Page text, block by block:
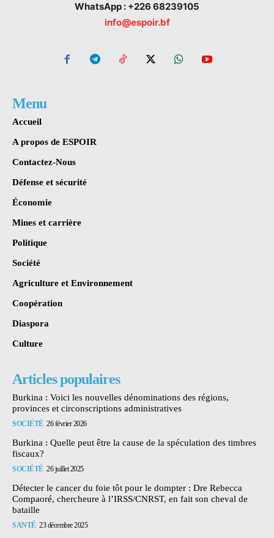
WhatsApp : +226 68239105
info@espoir.bf
Menu
Accueil
A propos de ESPOIR
Contactez-Nous
Défense et sécurité
Économie
Mines et carrière
Politique
Société
Agriculture et Environnement
Coopération
Diaspora
Culture
Articles populaires
Burkina : Voici les nouvelles dénominations des régions,
provinces et circonscriptions administratives
SOCIÉTÉ 26 février 2026
Burkina : Quelle peut être la cause de la spéculation des timbres
fiscaux?
SOCIÉTÉ 26 juillet 2025
Détecter le cancer du foie tôt pour le dompter : Dre Rebecca
Compaoré, chercheure à l’IRSS/CNRST, en fait son cheval de
bataille
SANTÉ 23 décembre 2025